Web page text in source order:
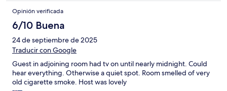
Opinión verificada
6/10 Buena
24 de septiembre de 2025
Traducir con Google
Guest in adjoining room had tv on until nearly midnight. Could
hear everything. Otherwise a quiet spot. Room smelled of very
old cigarette smoke. Host was lovely